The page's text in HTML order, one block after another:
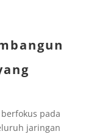
pada
jaringan